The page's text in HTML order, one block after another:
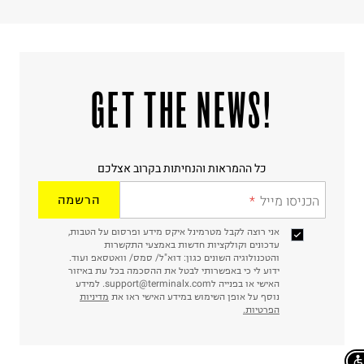
!GET THE NEWS
כל ההמראות והנחיתות בקרוב אצלכם
הכניסו מייל הרשמה
אני רוצה לקבל מטרמינל איקס מידע ופרסום על הטבות,
עדכונים וקולקציות חדשות באמצעי התקשרות
והטכנולוגיה השונים כגון: דוא"ל/ סמס/ וואטסאפ ועוד.
ידוע לי כי באפשרותי לבטל את ההסכמה בכל עת באיזור
האישי או בפנייה לsupport@terminalx.com. למידע
נוסף על אופן השימוש במידע האישי ראו את מדיניות
הפרטיות.